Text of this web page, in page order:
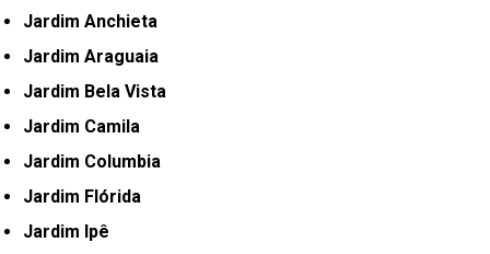
Jardim Anchieta
Jardim Araguaia
Jardim Bela Vista
Jardim Camila
Jardim Columbia
Jardim Flórida
Jardim Ipê